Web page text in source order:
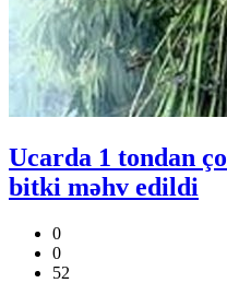
Ucarda 1 tondan
bitki məhv edildi
0
0
52